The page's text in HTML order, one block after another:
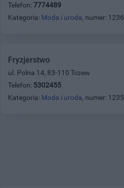
Telefon: 7774489
Kategoria: Moda i uroda, numer: 1236
Fryzjerstwo
ul. Polna 14, 83-110 Tczew
Telefon: 5302455
Kategoria: Moda i uroda, numer: 1235